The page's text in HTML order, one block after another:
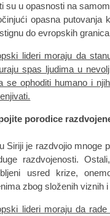
su u opasnosti na
opasna putovanja
do evropskih
lideri moraju da
spas ljudima u
se ophoditi humano i
porodice
Siriji je razdvojio mnoge
razdvojenosti.
usred krize,
zbog složenih viznih
lideri moraju da